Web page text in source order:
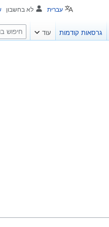
עברית לא בחשבון
גרסאות קודמות עוד
ח
י